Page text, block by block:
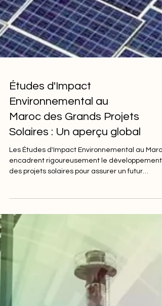
Études d'Impact
Environnemental au
Maroc des Grands Projets
Solaires : Un aperçu global
Les Études d'Impact Environnemental au